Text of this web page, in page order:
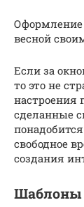
Оформление
весной
Если за
то это не
настроения
сделанные
свободное
создания
Шаблоны